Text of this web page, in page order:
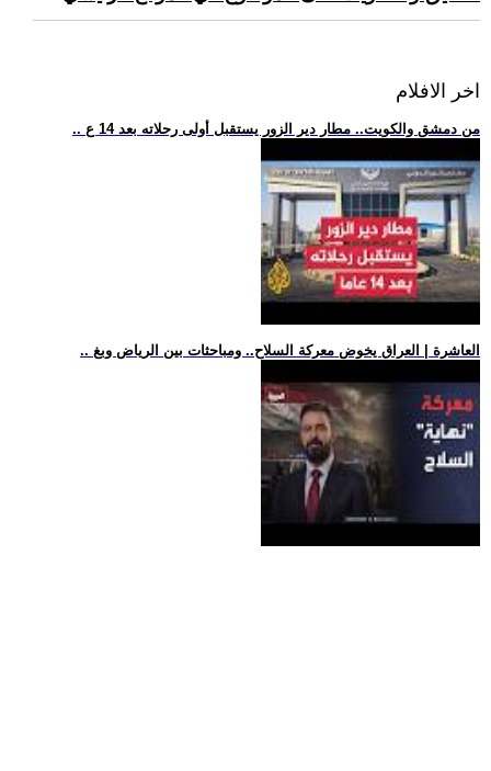
اخر الافلام
.. من دمشق والكويت.. مطار دير الزور يستقبل أولى رحلاته بعد 14 ع
.. العاشرة | العراق يخوض معركة السلاح.. ومباحثات بين الرياض وبغ